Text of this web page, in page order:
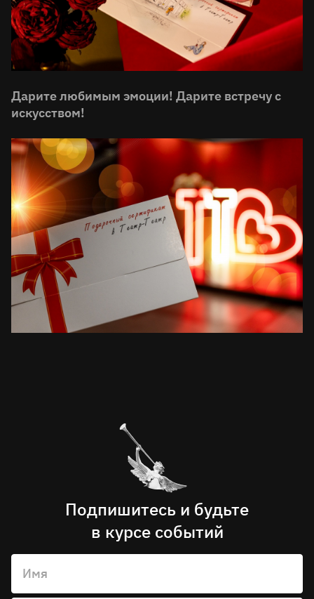
Дарите любимым эмоции! Дарите встречу с
искусством!
Подпишитесь и будьте
в курсе событий
Имя